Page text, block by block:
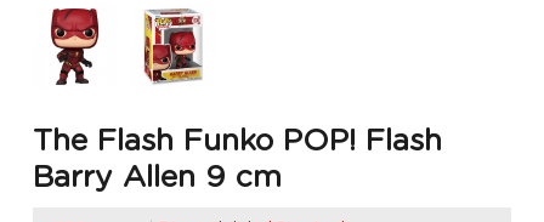
The Flash Funko POP! Flash
Barry Allen 9 cm